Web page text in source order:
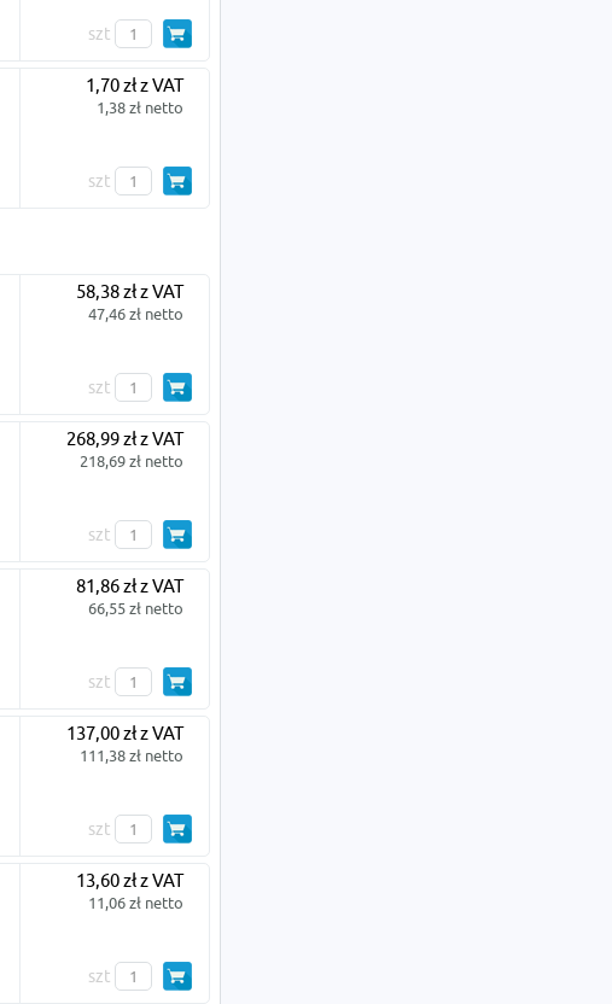
szt
1,70 zł z VAT
1,38 zł netto
szt
58,38 zł z VAT
47,46 zł netto
szt
268,99 zł z VAT
218,69 zł netto
szt
81,86 zł z VAT
66,55 zł netto
szt
137,00 zł z VAT
111,38 zł netto
szt
13,60 zł z VAT
11,06 zł netto
szt